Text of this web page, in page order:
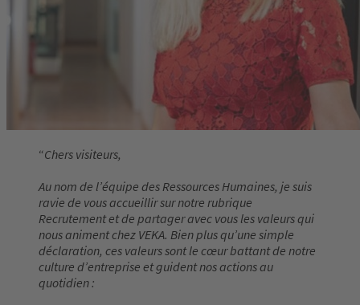
Chers visiteurs,
Au nom de l’équipe des Ressources Humaines, je suis
ravie de vous accueillir sur notre rubrique
Recrutement et de partager avec vous les valeurs qui
nous animent chez VEKA. Bien plus qu’une simple
déclaration, ces valeurs sont le cœur battant de notre
culture d’entreprise et guident nos actions au
quotidien :